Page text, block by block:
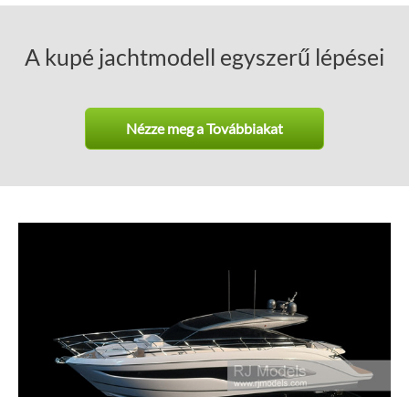
A kupé jachtmodell egyszerű lépései
Nézze meg a Továbbiakat